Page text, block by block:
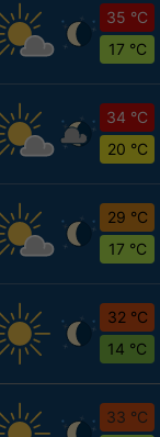
35 °C
17 °C
34 °C
20 °C
29 °C
17 °C
32 °C
14 °C
33 °C